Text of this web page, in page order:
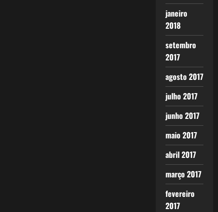
janeiro
2018
setembro
2017
agosto 2017
julho 2017
junho 2017
maio 2017
abril 2017
março 2017
fevereiro
2017